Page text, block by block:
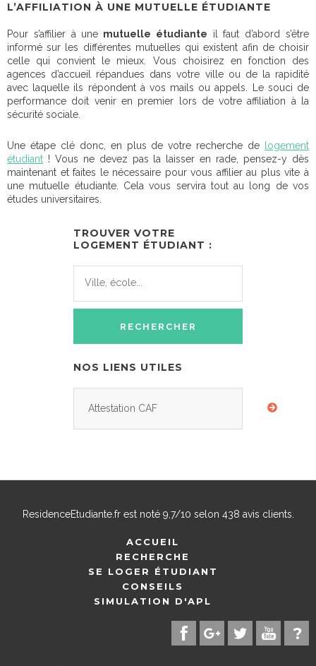
L’AFFILIATION À UNE MUTUELLE ÉTUDIANTE
Pour s’affilier à une mutuelle étudiante il faut d’abord s’être
informé sur les différentes mutuelles qui existent afin de choisir
celle qui convient le mieux. Vous choisirez en fonction des
agences d’accueil répandues dans votre ville ou de la rapidité
avec laquelle ils répondent à vos mails ou appels. Le souci de
performance doit venir en premier lors de votre affiliation à la
sécurité sociale.
Une étape clé donc, en plus de votre recherche de
logement
étudiant ! Vous ne devez pas la laisser en rade, pensez-y dès
maintenant et faites le nécessaire pour vous affilier au plus vite à
une mutuelle étudiante. Cela vous servira tout au long de vos
études universitaires.
TROUVER VOTRE
LOGEMENT ÉTUDIANT :
NOS LIENS UTILES
Attestation CAF
ResidenceEtudiante.frest noté 9,7/10 selon 438 avis clients.
ACCUEIL
RECHERCHE
SE LOGER ÉTUDIANT
CONSEILS
SIMULATION D'APL